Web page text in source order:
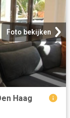
Foto bekijken
Haag